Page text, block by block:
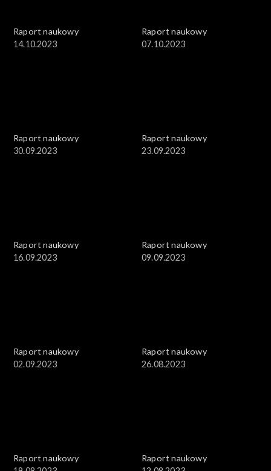
Raport naukowy
14.10.2023
Raport naukowy
07.10.2023
Raport naukowy
30.09.2023
Raport naukowy
23.09.2023
Raport naukowy
16.09.2023
Raport naukowy
09.09.2023
Raport naukowy
02.09.2023
Raport naukowy
26.08.2023
Raport naukowy
Raport naukowy